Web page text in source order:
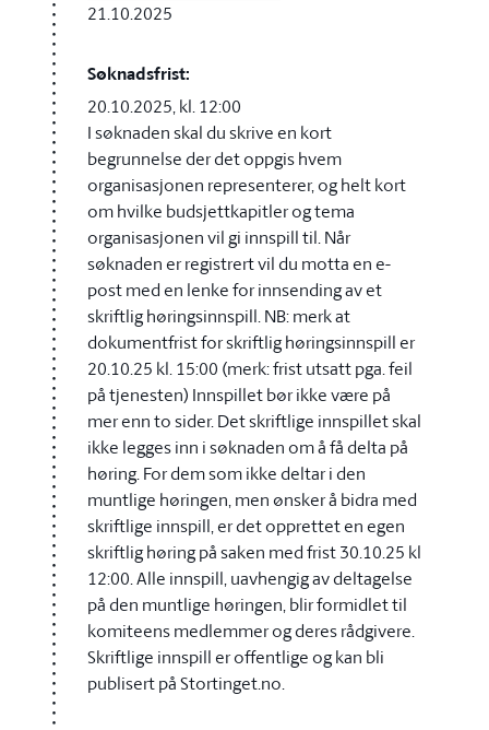
21.10.2025
Søknadsfrist:
20.10.2025, kl. 12:00
I søknaden skal du skrive en kort
begrunnelse der det oppgis hvem
organisasjonen representerer, og helt kort
om hvilke budsjettkapitler og tema
organisasjonen vil gi innspill til. Når
søknaden er registrert vil du motta en e-
post med en lenke for innsending av et
skriftlig høringsinnspill. NB: merk at
dokumentfrist for skriftlig høringsinnspill er
20.10.25 kl. 15:00 (merk: frist utsatt pga. feil
på tjenesten) Innspillet bør ikke være på
mer enn to sider. Det skriftlige innspillet skal
ikke legges inn i søknaden om å få delta på
høring. For dem som ikke deltar i den
muntlige høringen, men ønsker å bidra med
skriftlige innspill, er det opprettet en egen
skriftlig høring på saken med frist 30.10.25 kl
12:00. Alle innspill, uavhengig av deltagelse
på den muntlige høringen, blir formidlet til
komiteens medlemmer og deres rådgivere.
Skriftlige innspill er offentlige og kan bli
publisert på Stortinget.no.